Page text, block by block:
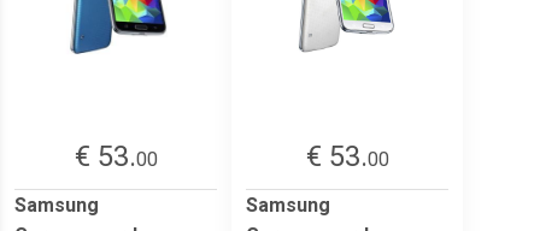
€ 53.00
Samsung
€ 53.00
Samsung